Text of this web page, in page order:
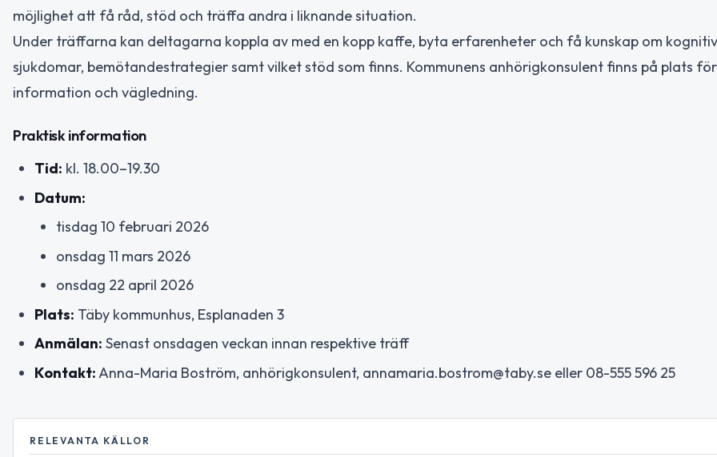
möjlighet att få råd, stöd och träffa andra i liknande situation.
Under träffarna kan deltagarna koppla av med en kopp kaffe, byta erfarenheter och få kunskap om
sjukdomar, bemötandestrategier samt vilket stöd som finns. Kommunens anhörigkonsulent finns på plats för
information och vägledning.
Praktisk information
Tid: kl. 18.00–19.30
Datum:
tisdag 10 februari 2026
onsdag 11 mars 2026
onsdag 22 april 2026
Plats: Täby kommunhus, Esplanaden 3
Anmälan: Senast onsdagen veckan innan respektive träff
Kontakt: Anna-Maria Boström, anhörigkonsulent, annamaria.bostrom@taby.se eller 08-555 596 25
RELEVANTA KÄLLOR